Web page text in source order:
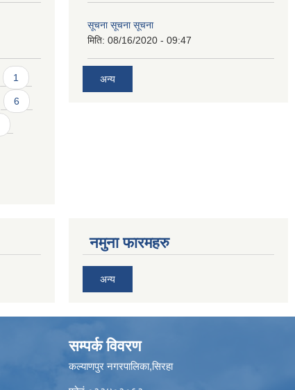
1
6
सूचना सूचना सूचना
मिति: 08/16/2020 - 09:47
अन्य
नमुना फारमहरु
अन्य
सम्पर्क विवरण
कल्याणपुर नगरपालिका,सिरहा